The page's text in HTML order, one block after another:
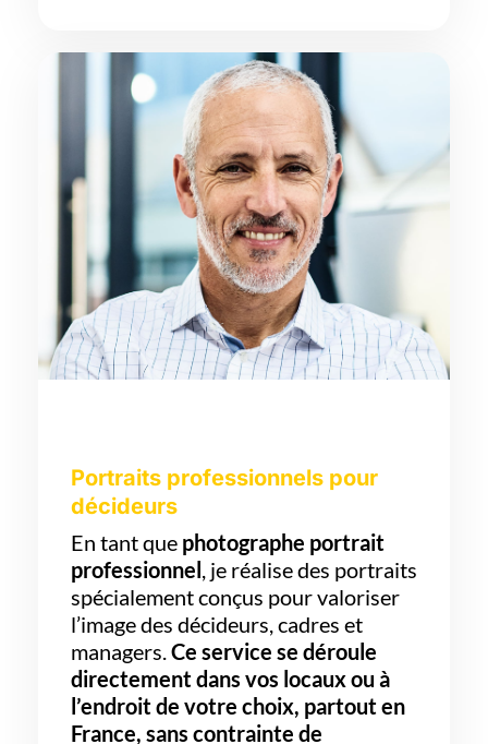
Portraits professionnels pour
décideurs
En tant que photographe portrait
professionnel , je réalise des portraits
spécialement conçus pour valoriser
l’image des décideurs, cadres et
managers. Ce service se déroule
directement dans vos locaux ou à
l’endroit de votre choix, partout en
France, sans contrainte de